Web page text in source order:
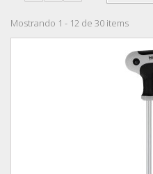
Mostrando 1 - 12 de 30 items